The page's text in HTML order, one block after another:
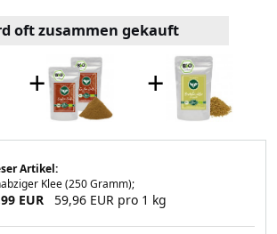
oft zusammen gekauft
+ +
Artikel:
Klee (250 Gramm);
EUR 59,96 EUR pro 1 kg